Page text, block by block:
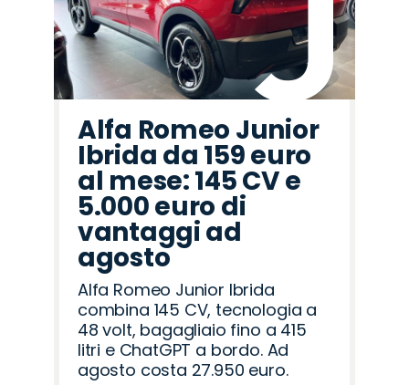
Alfa Romeo Junior
Ibrida da 159 euro
al mese: 145 CV e
5.000 euro di
vantaggi ad
agosto
Alfa Romeo Junior Ibrida
combina 145 CV, tecnologia a
48 volt, bagagliaio fino a 415
litri e ChatGPT a bordo. Ad
agosto costa 27.950 euro.